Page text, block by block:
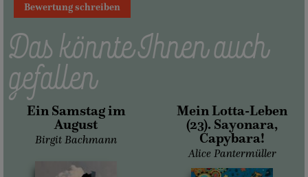
Bewertung schreiben
Das könnte Ihnen auch
gefallen
Ein Samstag im
August
Birgit Bachmann
Mein Lotta-Leben
(23). Sayonara,
Capybara!
Alice Pantermüller